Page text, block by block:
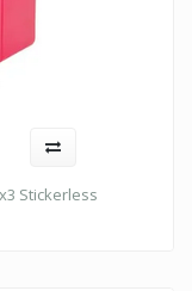
Stickerless